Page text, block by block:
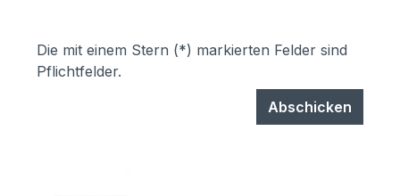
Die mit einem Stern (*) markierten Felder sind
Pflichtfelder.
Abschicken